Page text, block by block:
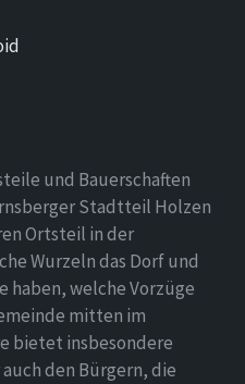
und Bauerschaften
Stadtteil Holzen
Ortsteil in der
Wurzeln das Dorf und
haben, welche Vorzüge
mitten im
bietet insbesondere
den Bürgern, die